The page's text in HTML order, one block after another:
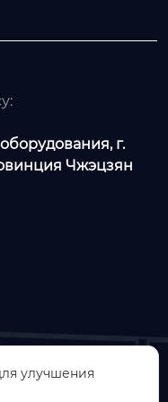
г.
Чжэцзян
улучшения